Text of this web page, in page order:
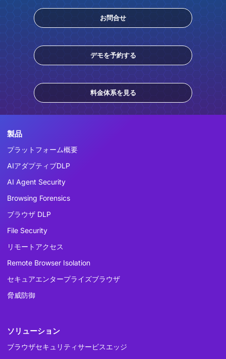
お問合せ
デモを予約する
料金体系を見る
製品
プラットフォーム概要
AIアダプティブDLP
AI Agent Security
Browsing Forensics
ブラウザ DLP
File Security
リモートアクセス
Remote Browser Isolation
セキュアエンタープライズブラウザ
脅威防御
ソリューション
ブラウザセキュリティサービスエッジ